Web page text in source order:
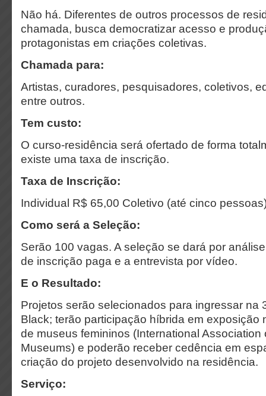
Não há. Diferentes de outros processos de
chamada, busca democratizar acesso e
protagonistas em criações coletivas.
Chamada para:
Artistas, curadores, pesquisadores, coletivos,
entre outros.
Tem custo:
O curso-residência será ofertado de forma
existe uma taxa de inscrição.
Taxa de Inscrição:
Individual R$ 65,00 Coletivo (até cinco
Como será a Seleção:
Serão 100 vagas. A seleção se dará por
de inscrição paga e a entrevista por vídeo.
E o Resultado:
Projetos serão selecionados para ingressar na
Black; terão participação híbrida em exposição
de museus femininos (International Association
Museums) e poderão receber cedência em
criação do projeto desenvolvido na residência.
Serviço: